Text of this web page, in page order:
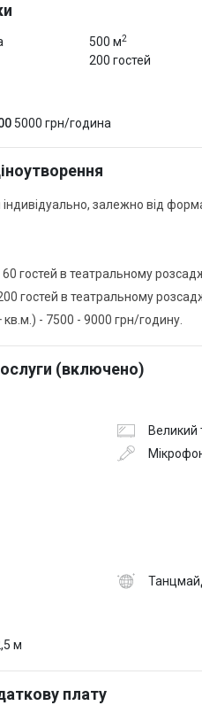
500 м2
200 гостей
5000 грн/година
залежно від
гостей в театральному
гостей в театральному
- 7500 - 9000 грн/годину.
(включено)
Великий
м
плату